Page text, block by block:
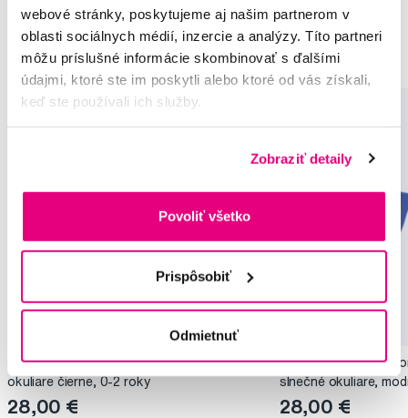
webové stránky, poskytujeme aj našim partnerom v
oblasti sociálnych médií, inzercie a analýzy. Títo partneri
môžu príslušné informácie skombinovať s ďalšími
údajmi, ktoré ste im poskytli alebo ktoré od vás získali,
keď ste používali ich služby.
Zobraziť detaily
Povoliť všetko
Prispôsobiť
Odmietnuť
Slnečné okuliare pre deti 0 - 2 roky Babiators
Dizajn Navigátor Babiators
BABIATORS Navigator Jet Black, slnečné
okuliare čierne, 0-2 roky
28,00 €
BABIATORS
slnečné okuliare,
28,00 €